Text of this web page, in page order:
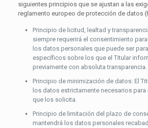
siguientes principios que se ajustan a las
reglamento europeo de protección de datos
Principio de licitud, lealtad y
siempre requerirá el consentimiento
los datos personales que puede ser
específicos sobre los que el Titular
previamente con absoluta transparencia.
Principio de minimización de datos: El
los datos estrictamente necesarios
que los solicita.
Principio de limitación del plazo de
mantendrá los datos personales